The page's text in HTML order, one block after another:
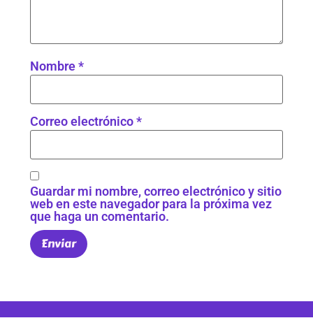
Nombre*
Correo electrónico*
Guardar mi nombre, correo electrónico y sitio
web en este navegador para la próxima vez
que haga un comentario.